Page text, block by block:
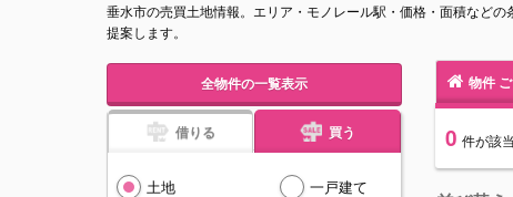
垂水市の売買土地情報。エリア・モノレール駅・価格・面積など
提案します。
全物件の一覧表示
借りる 買う
土地
一戸建て
物件ご
0 件が該